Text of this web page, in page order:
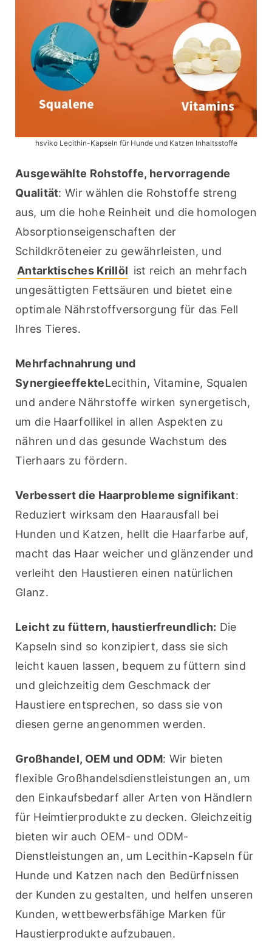
hsviko Lecithin-Kapseln für Hunde und Katzen Inhaltsstoffe
Ausgewählte Rohstoffe, hervorragende
Qualität: Wir wählen die Rohstoffe streng
aus, um die hohe Reinheit und die homologen
Absorptionseigenschaften der
Antarktisches Krillöl ist reich an mehrfach
ungesättigten Fettsäuren und bietet eine
optimale Nährstoffversorgung für das Fell
Ihres Tieres.
Mehrfachnahrung und
SynergieeffekteLecithin, Vitamine, Squalen
und andere Nährstoffe wirken synergetisch,
um die Haarfollikel in allen Aspekten zu
nähren und das gesunde Wachstum des
Tierhaars zu fördern.
Verbessert die Haarprobleme signifikant:
Reduziert wirksam den Haarausfall bei
Hunden und Katzen, hellt die Haarfarbe auf,
macht das Haar weicher und glänzender und
verleiht den Haustieren einen natürlichen
Glanz.
Leicht zu füttern, haustierfreundlich: Die
Kapseln sind so konzipiert, dass sie sich
leicht kauen lassen, bequem zu füttern sind
und gleichzeitig dem Geschmack der
Haustiere entsprechen, so dass sie von
diesen gerne angenommen werden.
Großhandel, OEM und ODM: Wir bieten
flexible Großhandelsdienstleistungen an, um
den Einkaufsbedarf aller Arten von Händlern
für Heimtierprodukte zu decken. Gleichzeitig
bieten wir auch OEM- und ODM-
Dienstleistungen an, um Lecithin-Kapseln für
Hunde und Katzen nach den Bedürfnissen
der Kunden zu gestalten, und helfen unseren
Kunden, wettbewerbsfähige Marken für
Haustierprodukte aufzubauen.